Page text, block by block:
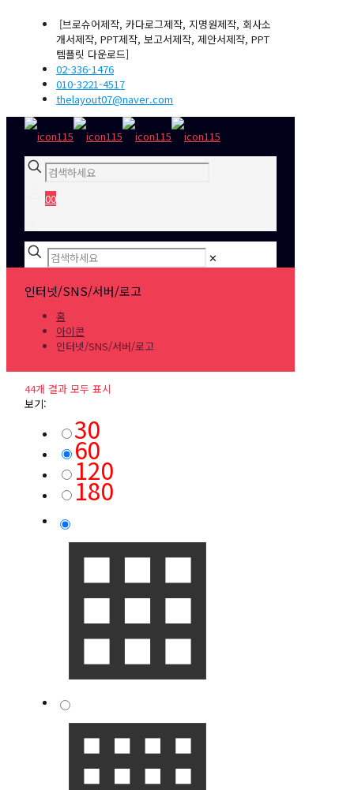
[브로슈어제작, 카다로그제작, 지명원제작, 회사소
개서제작, PPT제작, 보고서제작, 제안서제작, PPT
템플릿 다운로드]
02-336-1476
010-3221-4517
thelayout07@naver.com
00
✕
인터넷/SNS/서버/로고
홈
아이콘
인터넷/SNS/서버/로고
44개 결과 모두 표시
보기:
30
60
120
180